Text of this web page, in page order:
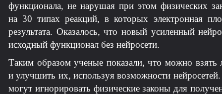
функционала, не нарушая при этом физических
на 30 типах реакций, в которых электронная
результата. Оказалось, что новый усиленный
исходный функционал без нейросети.
Таким образом ученые показали, что можно взять
и улучшить их, используя возможности
могут игнорировать физические законы для